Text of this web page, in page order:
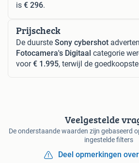
is € 296.
Prijscheck
De duurste Sony cybershot
Fotocamera's Digitaal categorie
voor€ 1.995, terwijl de
Veelgestelde
De onderstaande waarden zijn gebaseerd
ingestelde filters
Deel opmerkingen